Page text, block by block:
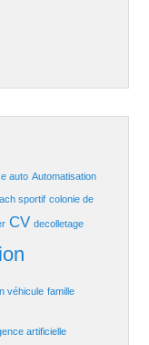
auto Automatisation
sportif colonie de
CV decolletage
véhicule famille
artificielle